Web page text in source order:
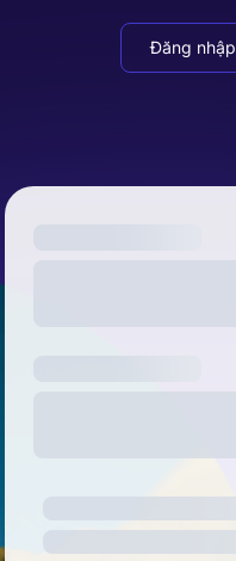
Đăng nhập